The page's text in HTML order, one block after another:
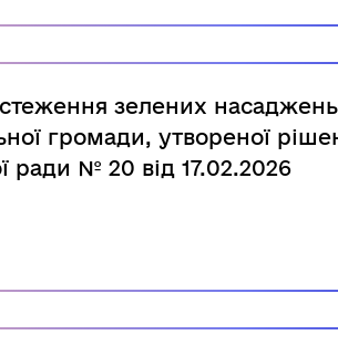
зелених
громади, утвореної
ради № 20 від 17.02.2026